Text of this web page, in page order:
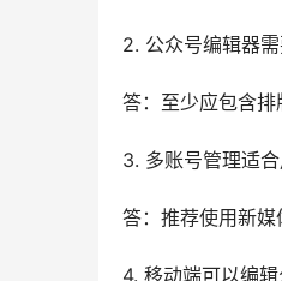
2. 公众号编辑器
答：至少应包含排
3. 多账号管理适合
答：推荐使用新媒
4. 移动端可以编辑